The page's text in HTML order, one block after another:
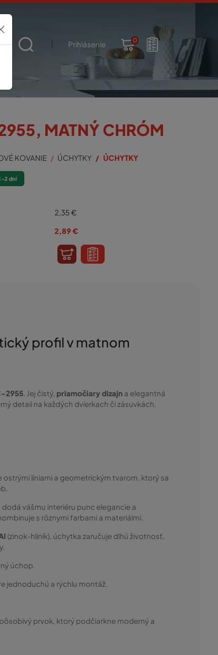
Prihlásenie 0
MATNÝ CHRÓM
KOVANIE ÚCHYTKY ÚCHYTKY
2 dni
2,35€
2,89€
profil v matnom
2955. Jej čistý, priamočiary dizajn a elegantná
detail na každých dvierkach či zásuvkách.
líniami a geometrickým tvarom, ktorý sa
vášmu interiéru punc elegancie a
s rôznymi farbami a materiálmi.
(zinok-hliník), úchytka zaručuje dlhú životnosť,
úchop.
jednoduchú a rýchlu montáž.
prvok, ktorý podčiarkne moderný a